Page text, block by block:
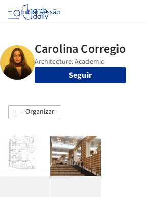
Iniciar sessão
Seguir
Organizar